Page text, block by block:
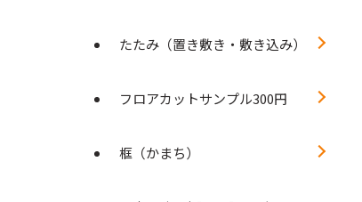
たたみ（置き敷き・敷き込み）
フロアカットサンプル300円
框（かまち）